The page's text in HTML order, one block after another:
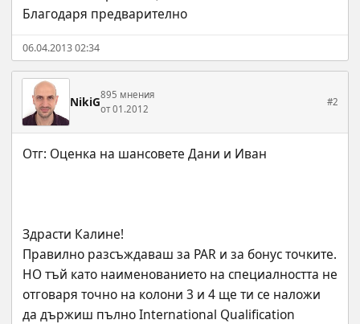
Благодаря предварително
06.04.2013 02:34
NikiG895 мнения
от 01.2012
#2
Здрасти Калине!
Правилно разсъждаваш за PAR и за бонус точките.
НО тъй като наименованието на специалността не
отговаря точно на колони 3 и 4 ще ти се наложи
да държиш пълно International Qualification